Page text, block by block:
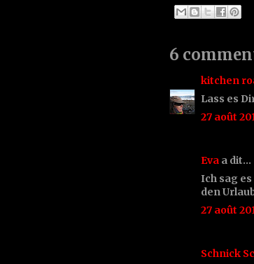
6
kitchen
Lass es
27 août
Eva a dit…
Ich sag
den
27 août
Schnick